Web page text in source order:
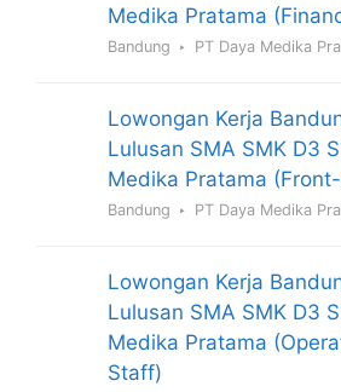
Medika Pratama
Bandung PT Daya Medika
Lowongan Kerja
Lulusan SMA SMK D3
Medika Pratama
Bandung PT Daya Medika
Lowongan Kerja
Lulusan SMA SMK D3
Medika Pratama
Staff)